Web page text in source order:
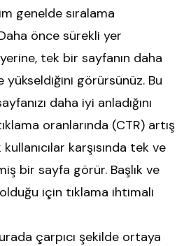
genelde sıralama
önce sürekli yer
tek bir sayfanın daha
görürsünüz. Bu
daha iyi anladığını
oranlarında (CTR) artış
karşısında tek ve
bir sayfa görür. Başlık ve
için tıklama ihtimali
çarpıcı şekilde ortaya